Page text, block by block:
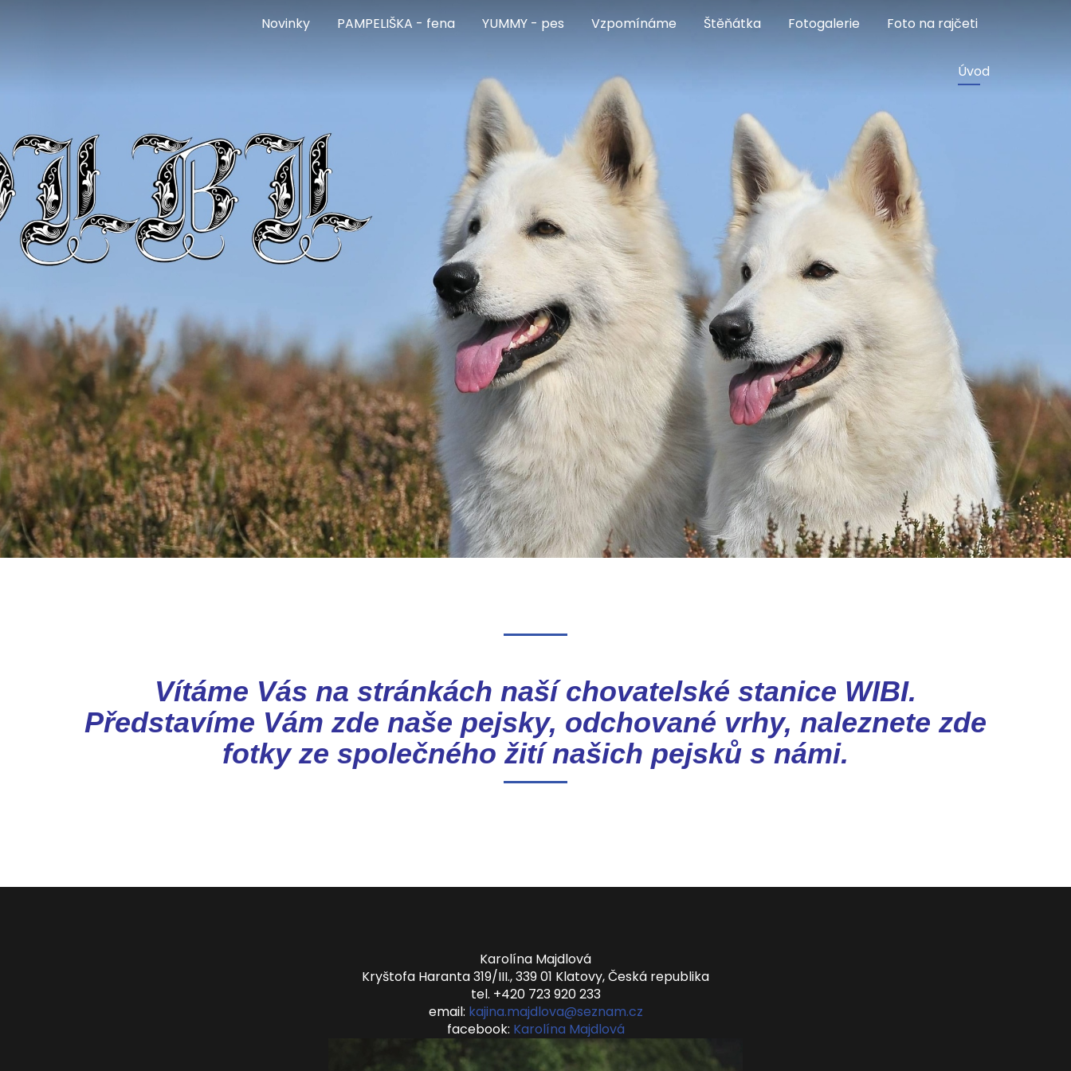
Novinky PAMPELIŠKA - fena YUMMY - pes Vzpomínáme Štěňátka Fotogalerie Foto na rajčeti
Úvod
Vítáme Vás na stránkách naší chovatelské stanice WIBI.
Představíme Vám zde naše pejsky, odchované vrhy, naleznete zde
fotky ze společného žití našich pejsků s námi.
Karolína Majdlová
Kryštofa Haranta 319/III., 339 01 Klatovy, Česká republika
tel. +420 723 920 233
email: kajina.majdlova@seznam.cz
facebook: Karolína Majdlová